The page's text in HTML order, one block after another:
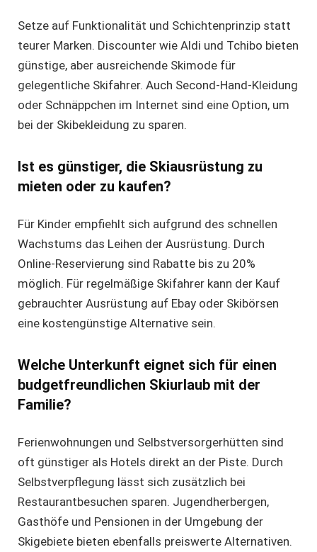
Setze auf Funktionalität und Schichtenprinzip statt
teurer Marken. Discounter wie Aldi und Tchibo bieten
günstige, aber ausreichende Skimode für
gelegentliche Skifahrer. Auch Second-Hand-Kleidung
oder Schnäppchen im Internet sind eine Option, um
bei der Skibekleidung zu sparen.
Ist es günstiger, die Skiausrüstung zu
mieten oder zu kaufen?
Für Kinder empfiehlt sich aufgrund des schnellen
Wachstums das Leihen der Ausrüstung. Durch
Online-Reservierung sind Rabatte bis zu 20%
möglich. Für regelmäßige Skifahrer kann der Kauf
gebrauchter Ausrüstung auf Ebay oder Skibörsen
eine kostengünstige Alternative sein.
Welche Unterkunft eignet sich für einen
budgetfreundlichen Skiurlaub mit der
Familie?
Ferienwohnungen und Selbstversorgerhütten sind
oft günstiger als Hotels direkt an der Piste. Durch
Selbstverpflegung lässt sich zusätzlich bei
Restaurantbesuchen sparen. Jugendherbergen,
Gasthöfe und Pensionen in der Umgebung der
Skigebiete bieten ebenfalls preiswerte Alternativen.